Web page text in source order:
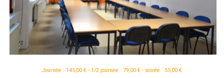
Journée : 145,00 € - 1/2 journée : 79,00 € - soirée : 55,00 €